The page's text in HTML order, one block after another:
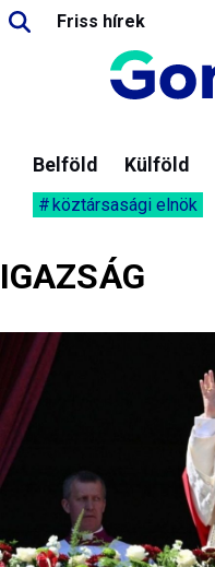
Friss hírek
Belföld Külföld
köztársasági elnök
IGAZSÁG